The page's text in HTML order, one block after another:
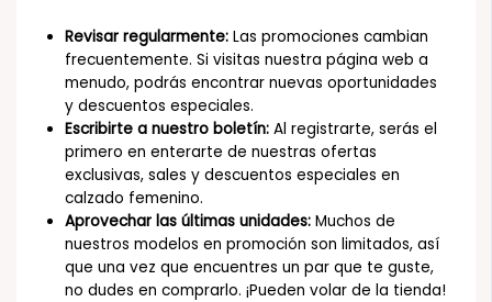
Revisar regularmente: Las promociones cambian
frecuentemente. Si visitas nuestra página web a
menudo, podrás encontrar nuevas oportunidades
y descuentos especiales.
Escribirte a nuestro boletín: Al registrarte, serás el
primero en enterarte de nuestras ofertas
exclusivas, sales y descuentos especiales en
calzado femenino.
Aprovechar las últimas unidades: Muchos de
nuestros modelos en promoción son limitados, así
que una vez que encuentres un par que te guste,
no dudes en comprarlo. ¡Pueden volar de la tienda!